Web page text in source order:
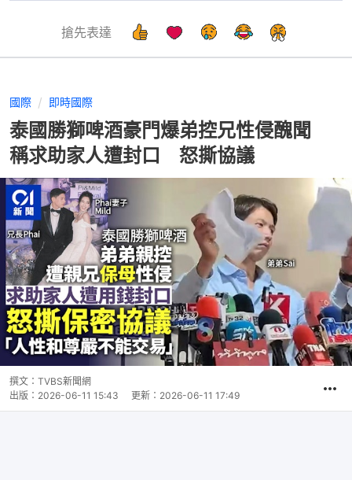
搶先表達
國際 即時國際
泰國勝獅啤酒豪門爆弟控兄性侵醜聞
稱求助家人遭封口 怒撕協議
撰文： TVBS新聞網
出版： 2026-06-11 15:43 更新： 2026-06-11 17:49